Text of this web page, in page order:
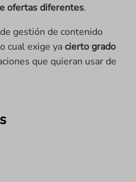
ofertas diferentes.
gestión de contenido
cual exige yacierto grado
que quieran usar de